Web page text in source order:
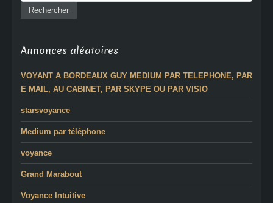
Annonces aléatoires
VOYANT A BORDEAUX GUY MEDIUM PAR TELEPHONE, PAR
E MAIL, AU CABINET, PAR SKYPE OU PAR VISIO
starsvoyance
Medium par téléphone
voyance
Grand Marabout
Voyance Intuitive